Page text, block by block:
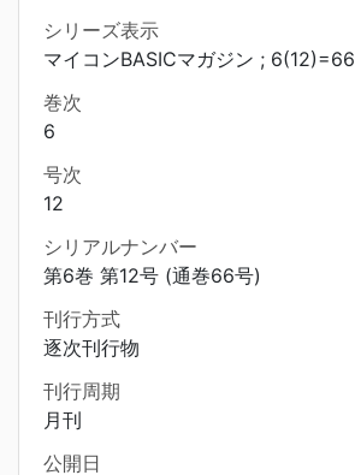
シリーズ表示
マイコンBASICマガジン ; 6(12)=66
巻次
6
号次
12
シリアルナンバー
第6巻 第12号 (通巻66号)
刊行方式
逐次刊行物
刊行周期
月刊
公開日